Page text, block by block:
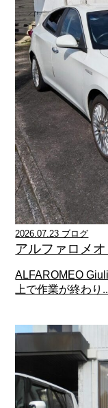
2026.07.23 ブログ
アルファロメ
ALFAROMEO
上で作業が終わり